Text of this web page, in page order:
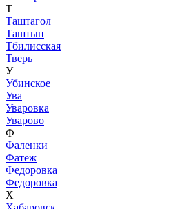
Т
Таштагол
Таштып
Тбилисская
Тверь
У
Убинское
Ува
Уваровка
Уварово
Ф
Фаленки
Фатеж
Федоровка
Федоровка
Х